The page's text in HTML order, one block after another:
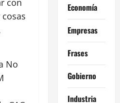
con
No
Economía
Empresas
Frases
Gobierno
Industria